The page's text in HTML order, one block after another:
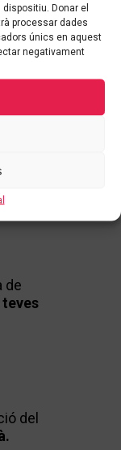
Donar el
processar dades
únics en aquest
negativament
dels
de
teves
del